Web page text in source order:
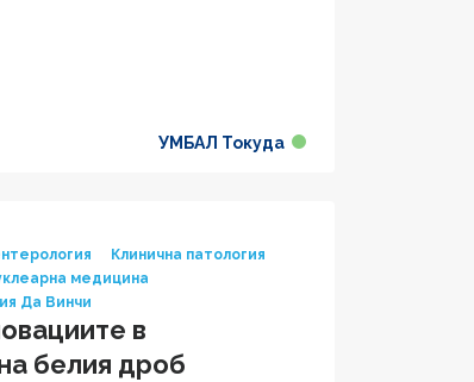
УМБАЛ Токуда
Клинична патология
медицина
Да Винчи
в
белия дроб